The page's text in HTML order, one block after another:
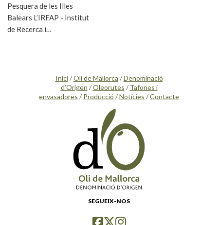
Pesquera de les Illes
Balears L’IRFAP - Institut
de Recerca i…
Inici/Oli de Mallorca /Denominació
d’Origen /Oleorutes / Tafones i
envasadores / Producció /Notícies /Contacte
SEGUEIX-NOS